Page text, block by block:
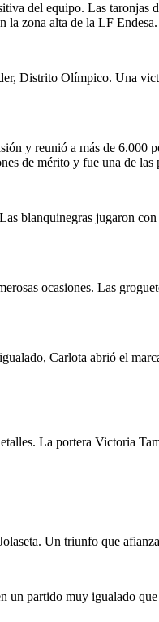
del equipo. Las
la zona alta de la LF Endesa.
Distrito Olímpico. Una
y reunió a más de
de mérito y fue una de las
blanquinegras jugaron
ocasiones. Las
Carlota abrió el
La portera Victoria
Un triunfo que
partido muy igualado